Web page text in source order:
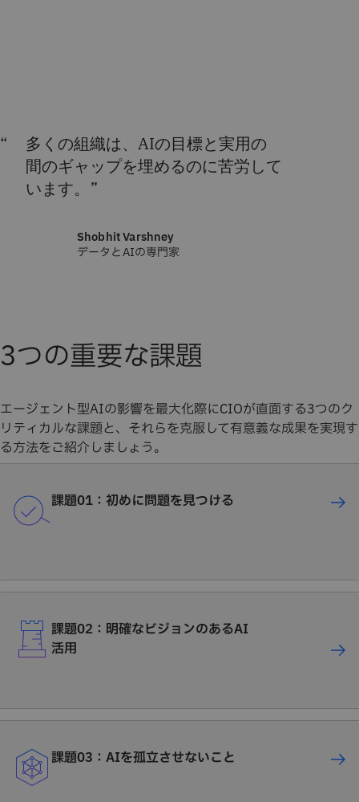
多くの組織は、AIの目標と実用の
間のギャップを埋めるのに苦労して
います。
Shobhit Varshney
データとAIの専門家
3つの重要な課題
エージェント型AIの影響を最大化際にCIOが直面する3つのク
リティカルな課題と、それらを克服して有意義な成果を実現す
る方法をご紹介しましょう。
課題01：初めに問題を見つける
課題02：明確なビジョンのあるAI
活用
課題03：AIを孤立させないこと